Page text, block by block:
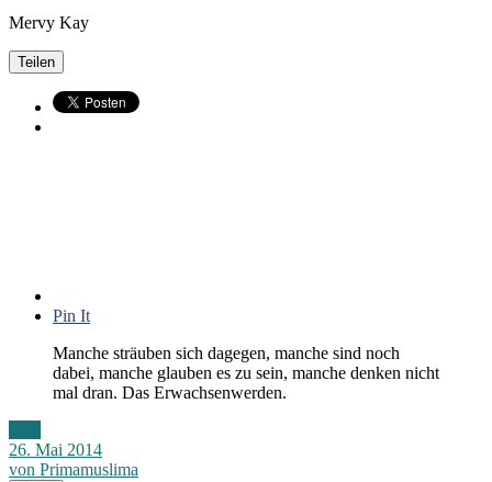
Mervy Kay
Teilen
Pin It
Manche sträuben sich dagegen, manche sind noch
dabei, manche glauben es zu sein, manche denken nicht
mal dran. Das Erwachsenwerden.
26. Mai 2014
von Primamuslima